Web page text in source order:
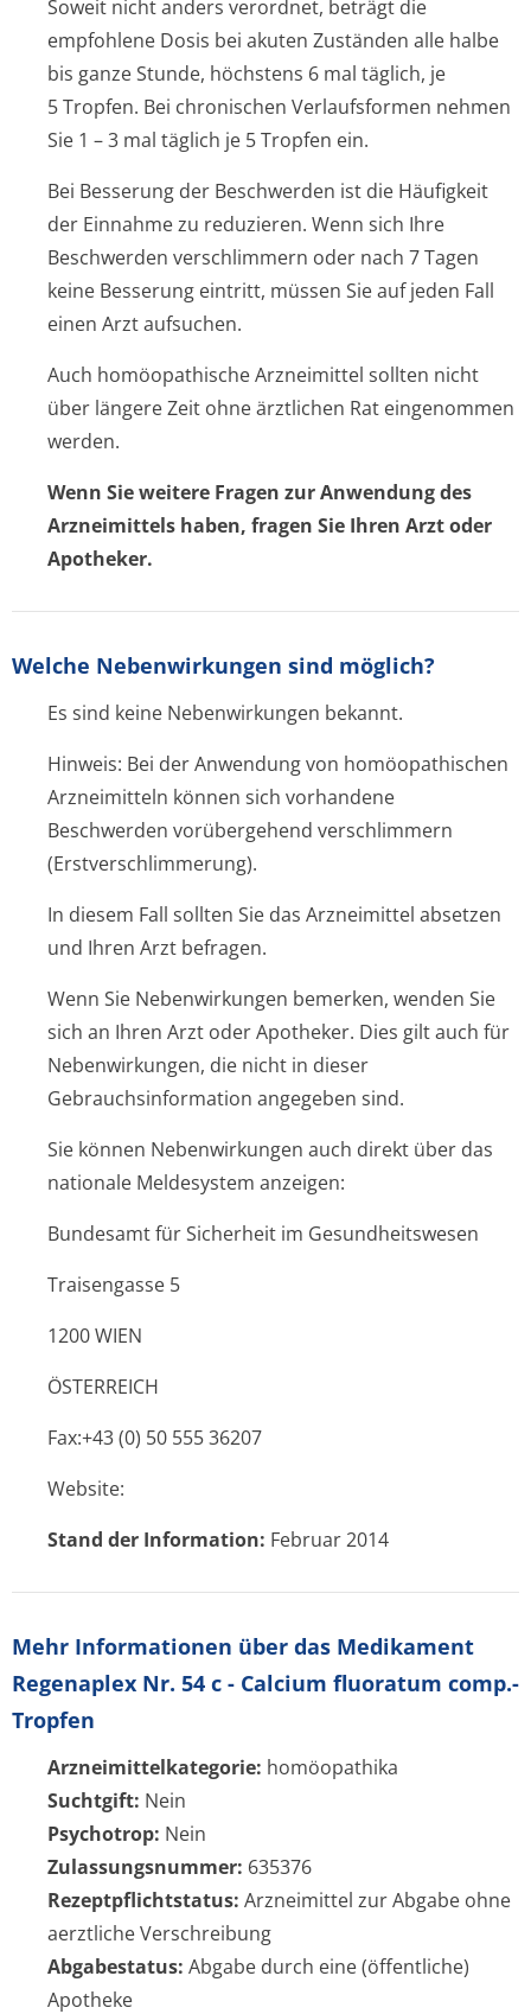
Soweit nicht anders verordnet, beträgt die
empfohlene Dosis bei akuten Zuständen alle halbe
bis ganze Stunde, höchstens 6 mal täglich, je
5 Tropfen. Bei chronischen Verlaufsformen nehmen
Sie 1 – 3 mal täglich je 5 Tropfen ein.
Bei Besserung der Beschwerden ist die Häufigkeit
der Einnahme zu reduzieren. Wenn sich Ihre
Beschwerden verschlimmern oder nach 7 Tagen
keine Besserung eintritt, müssen Sie auf jeden Fall
einen Arzt aufsuchen.
Auch homöopathische Arzneimittel sollten nicht
über längere Zeit ohne ärztlichen Rat eingenommen
werden.
Wenn Sie weitere Fragen zur Anwendung des
Arzneimittels haben, fragen Sie Ihren Arzt oder
Apotheker.
Welche Nebenwirkungen sind möglich?
Es sind keine Nebenwirkungen bekannt.
Hinweis: Bei der Anwendung von homöopathischen
Arzneimitteln können sich vorhandene
Beschwerden vorübergehend verschlimmern
(Erstverschlim­merung).
In diesem Fall sollten Sie das Arzneimittel absetzen
und Ihren Arzt befragen.
Wenn Sie Nebenwirkungen bemerken, wenden Sie
sich an Ihren Arzt oder Apotheker. Dies gilt auch für
Nebenwirkungen, die nicht in dieser
Gebrauchsinfor­mation angegeben sind.
Sie können Nebenwirkungen auch direkt über das
nationale Meldesystem anzeigen:
Bundesamt für Sicherheit im Gesundheitswesen
Traisengasse 5
1200 WIEN
ÖSTERREICH
Fax:+43 (0) 50 555 36207
Website:
Stand der Information: Februar 2014
Mehr Informationen über das Medikament
Regenaplex Nr. 54 c - Calcium fluoratum comp.-
Tropfen
Arzneimittelkategorie: homöopathika
Suchtgift: Nein
Psychotrop: Nein
Zulassungsnummer: 635376
Rezeptpflichtstatus: Arzneimittel zur Abgabe ohne
aerztliche Verschreibung
Abgabestatus: Abgabe durch eine (öffentliche)
Apotheke